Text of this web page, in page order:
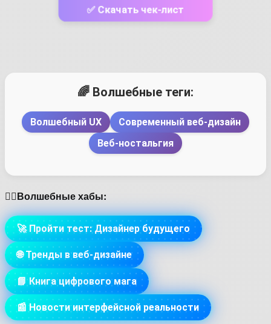
✅ Скачать чек-лист
🌈 Волшебные теги:
Волшебный UX
Современный веб-дизайн
Веб-ностальгия
🏳️‍🌈Волшебные хабы:
🚀 Пройти тест: Дизайнер будущего
🌐 Тренды в веб-дизайне
📘 Книга цифрового мага
📰 Новости интерфейсной реальности